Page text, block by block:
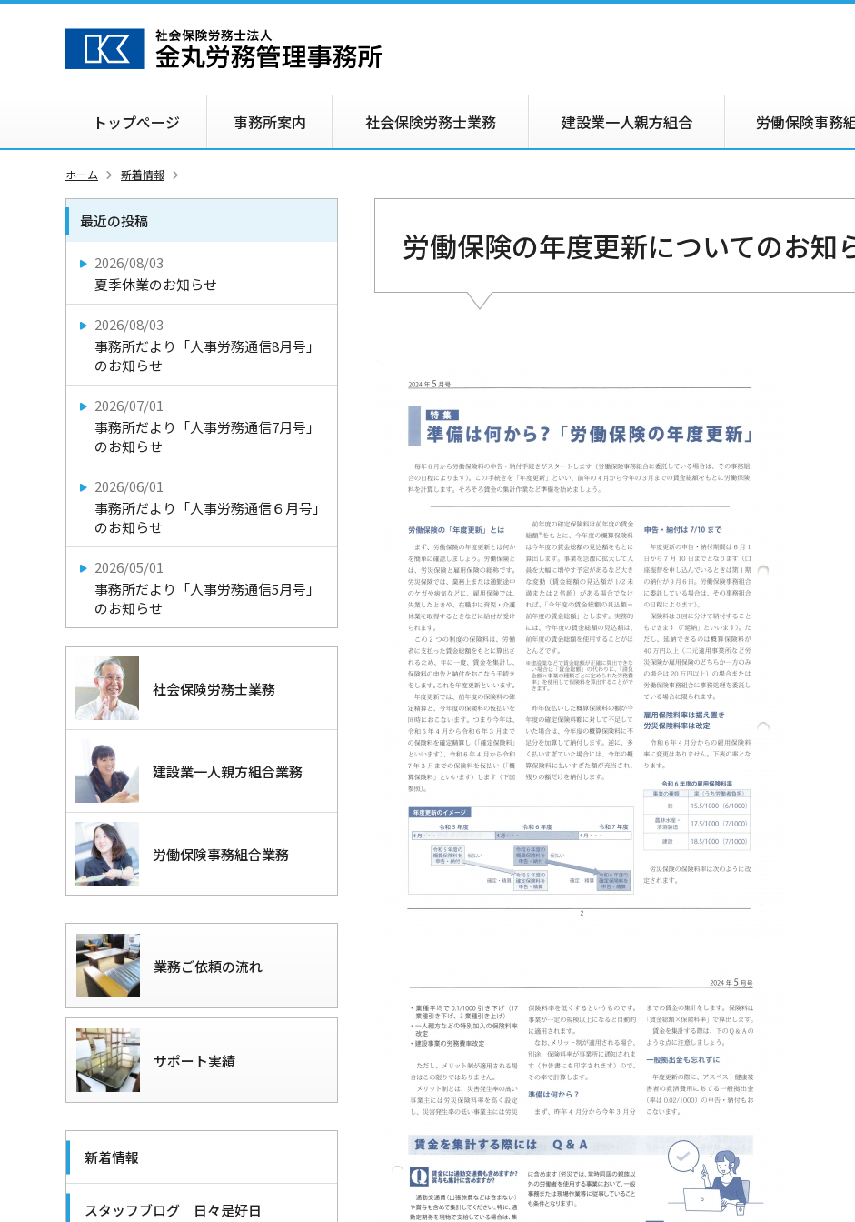
トップページ 事務所案内 社会保険労務士業務 建設業一人親方組合 労働保険事務
ホーム 新着情報
労働保険の年度更新についてのお知
最近の投稿
2026/08/03
夏季休業のお知らせ
2026/08/03
事務所だより「人事労務通信8月号」
のお知らせ
2026/07/01
事務所だより「人事労務通信7月号」
のお知らせ
2026/06/01
事務所だより「人事労務通信６月号」
のお知らせ
2026/05/01
事務所だより「人事労務通信5月号」
のお知らせ
社会保険労務士業務
建設業一人親方組合業務
労働保険事務組合業務
業務ご依頼の流れ
サポート実績
新着情報
スタッフブログ 日々是好日